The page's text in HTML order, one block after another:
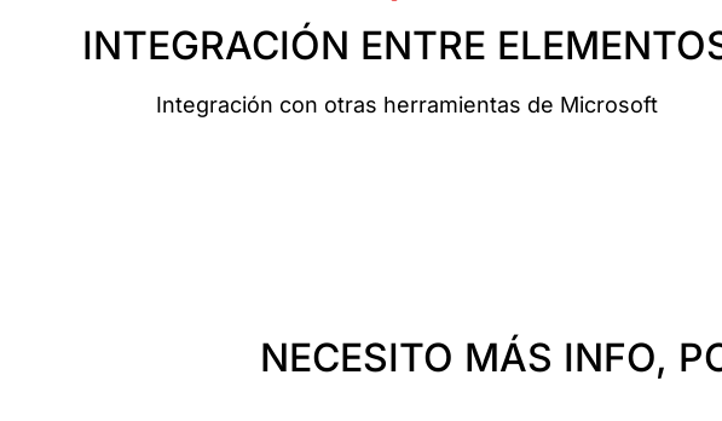
INTEGRACIÓN ENTRE
Integración con otras herramientas de Microsoft
NECESITO MÁS INFO,